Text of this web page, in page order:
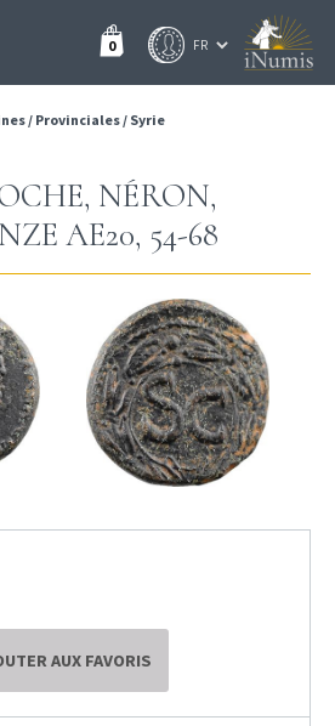
0
/ Provinciales/ Syrie
NÉRON,
AE20, 54-68
AUX FAVORIS